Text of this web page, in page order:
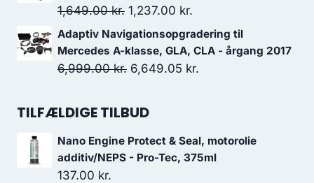
var:
599.00 kr..
er:
539.10 kr..
1,649.00kr. Den
oprindelige
pris
var:
1,237.00 kr.
aktuelle
pris
er:
Adaptiv Navigationsopgradering til
Mercedes A-klasse, GLA, CLA - årgang 2017
6,999.00kr. Den
pris
6,999.00 kr..
6,649.05 kr.
6,649.05 kr..
TILFÆLDIGE TILBUD
Nano Engine Protect & Seal, motorolie
additiv/NEPS - Pro-Tec, 375ml
137.00 kr.